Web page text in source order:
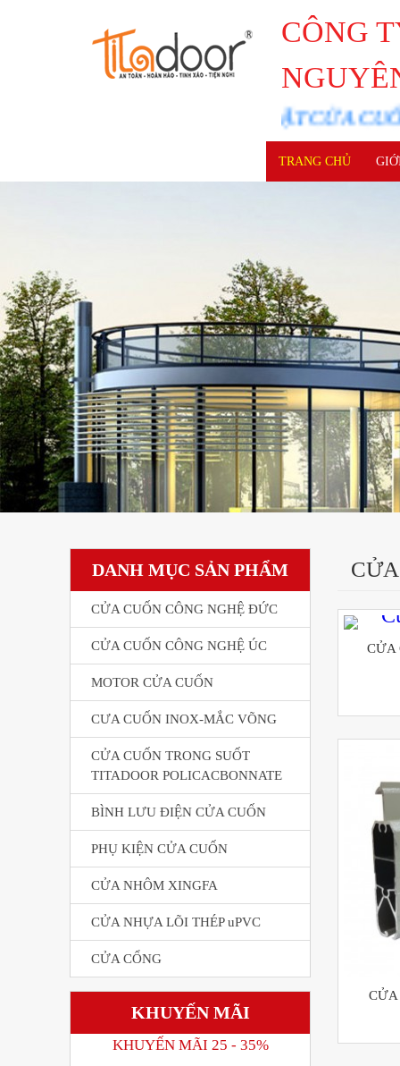
CÔNG
CUNG CẤP LẮP ĐẶT CỬA CUỐN ĐỨC,
TRANG CHỦ
DANH MỤC SẢN PHẨM
CỬA CUỐN CÔNG NGHỆ ĐỨC
CỬA CUỐN CÔNG NGHỆ ÚC
MOTOR CỬA CUỐN
CƯA CUỐN INOX-MẮC VÕNG
CỬA CUỐN TRONG SUỐT
TITADOOR POLICACBONNATE
BÌNH LƯU ĐIỆN CỬA CUỐN
PHỤ KIỆN CỬA CUỐN
CỬA NHÔM XINGFA
CỬA NHỰA LÕI THÉP uPVC
CỬA CỔNG
KHUYẾN MÃI
KHUYẾN MÃI 25 - 35%
CỬA
CỬA